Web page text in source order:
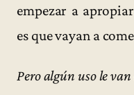
empezar a
es que vayan a
Pero algún uso le